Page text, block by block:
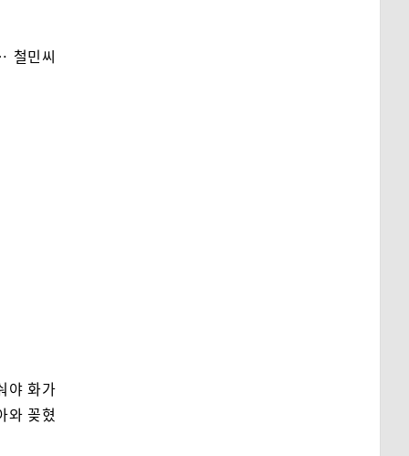
철민씨
야 화가
와 꽂혔